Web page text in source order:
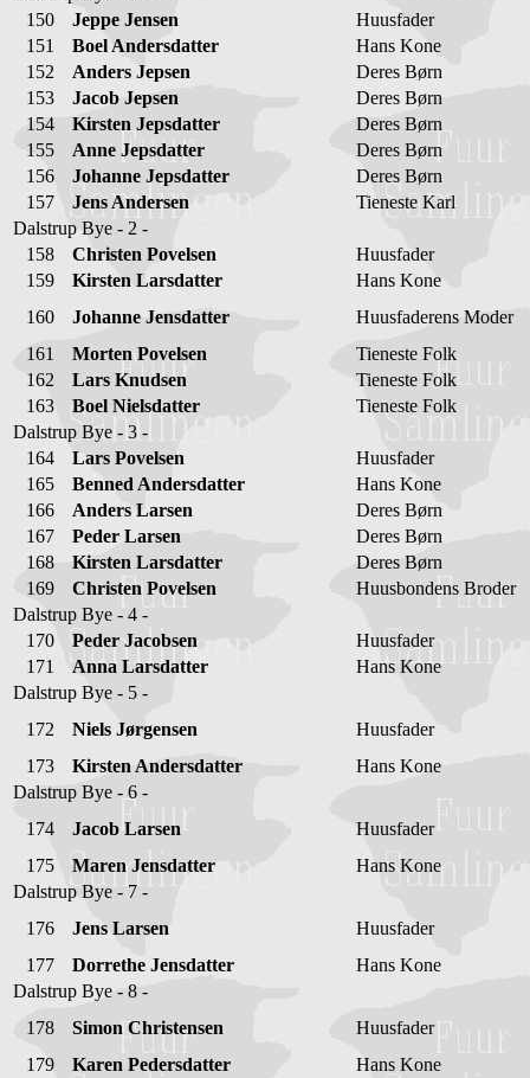
150
Jeppe Jensen
Huusfader
151
Boel Andersdatter
Hans Kone
152
Anders Jepsen
Deres Børn
153
Jacob Jepsen
Deres Børn
154
Kirsten Jepsdatter
Deres Børn
155
Anne Jepsdatter
Deres Børn
156
Johanne Jepsdatter
Deres Børn
157
Jens Andersen
Tieneste Karl
Dalstrup Bye - 2 -
158
Christen Povelsen
Huusfader
159
Kirsten Larsdatter
Hans Kone
160
Johanne Jensdatter
Huusfaderens Moder
161
Morten Povelsen
Tieneste Folk
162
Lars Knudsen
Tieneste Folk
163
Boel Nielsdatter
Tieneste Folk
Dalstrup Bye - 3 -
164
Lars Povelsen
Huusfader
165
Benned Andersdatter
Hans Kone
166
Anders Larsen
Deres Børn
167
Peder Larsen
Deres Børn
168
Kirsten Larsdatter
Deres Børn
169
Christen Povelsen
Huusbondens Broder
Dalstrup Bye - 4 -
170
Peder Jacobsen
Huusfader
171
Anna Larsdatter
Hans Kone
Dalstrup Bye - 5 -
172
Niels Jørgensen
Huusfader
173
Kirsten Andersdatter
Hans Kone
Dalstrup Bye - 6 -
174
Jacob Larsen
Huusfader
175
Maren Jensdatter
Hans Kone
Dalstrup Bye - 7 -
176
Jens Larsen
Huusfader
177
Dorrethe Jensdatter
Hans Kone
Dalstrup Bye - 8 -
178
Simon Christensen
Huusfader
179
Karen Pedersdatter
Hans Kone